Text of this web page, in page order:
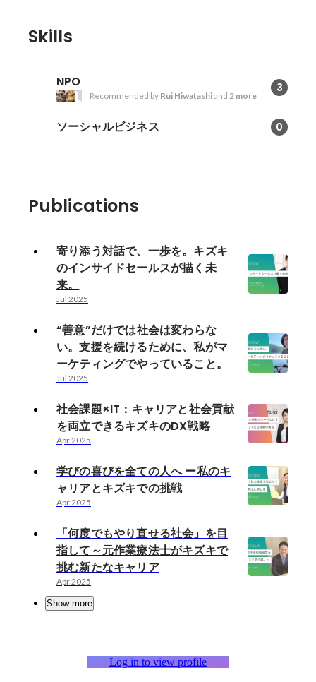
Skills
NPO 3
Recommended by Rui Hiwatashiand 2 more
ソーシャルビジネス 0
Publications
寄り添う対話で、一歩を。キズキ
のインサイドセールスが描く未
来。
Jul 2025
“善意”だけでは社会は変わらな
い。支援を続けるために、私がマ
ーケティングでやっていること。
Jul 2025
社会課題×IT：キャリアと社会貢献
を両立できるキズキのDX戦略
Apr 2025
学びの喜びを全ての人へ ー私のキ
ャリアとキズキでの挑戦
Apr 2025
「何度でもやり直せる社会」を目
指して～元作業療法士がキズキで
挑む新たなキャリア
Apr 2025
Show more
Log in to view profile